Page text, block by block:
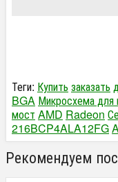
Теги: Купить заказать
BGA Микросхема для
мост AMD Radeon
216BCP4ALA12FG
Рекомендуем